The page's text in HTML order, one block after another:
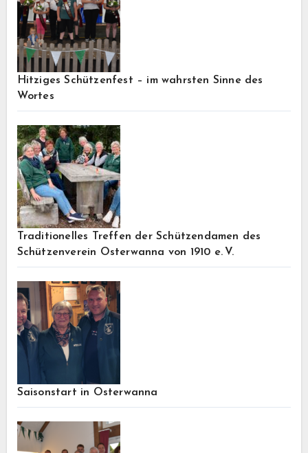
Hitziges Schützenfest – im wahrsten Sinne des
Wortes
Traditionelles Treffen der Schützendamen des
Schützenverein Osterwanna von 1910 e. V.
Saisonstart in Osterwanna